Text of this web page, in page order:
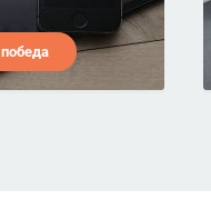
победа